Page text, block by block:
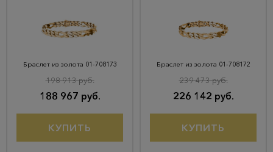
Браслет из золота 01-708173
188 967 руб.
198 913 руб.
КУПИТЬ
Браслет из золота 01-708172
226 142 руб.
239 473 руб.
КУПИТЬ